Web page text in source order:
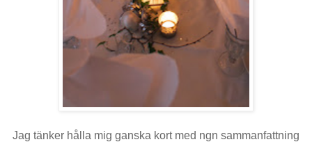
Jag tänker hålla mig ganska kort med ngn sammanfattning